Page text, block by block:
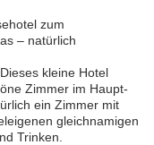
zum
– natürlich
kleine Hotel
Zimmer im Haupt-
ein Zimmer mit
gleichnamigen
Trinken.